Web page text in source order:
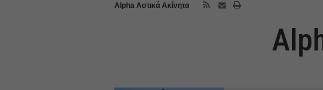
Alpha Αστικά Ακίνητα